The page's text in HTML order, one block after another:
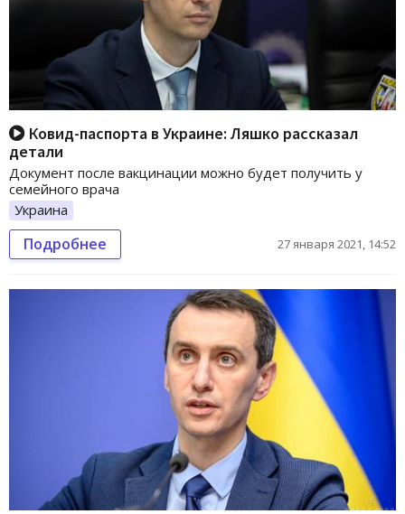
Ковид-паспорта в Украине: Ляшко рассказал
детали
Документ после вакцинации можно будет получить у
семейного врача
Украина
Подробнее 27 января 2021, 14:52